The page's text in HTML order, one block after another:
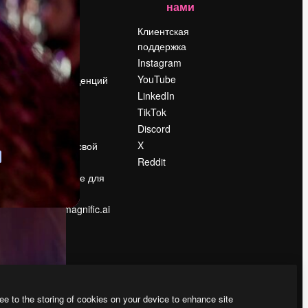
Цены
О нас
Reviews
Вакансии
Поиск тенденций
События
Продайте свой
контент
Помещение для
прессы
Ищете magnific.ai
нами
Клиентская
поддержка
Instagram
YouTube
LinkedIn
TikTok
Discord
X
Reddit
to the storing of cookies on your device to enhance site